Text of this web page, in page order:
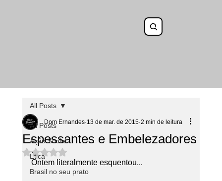
All Posts
Ação Social
Ética
Brasil no seu prato
All Posts
Espessantes e Embelezadores
Dom Ernandes 13 de mar. de 2015 2 min de leitura
Avaliado com NaN de 5 estrelas.
Ontem literalmente esquentou...